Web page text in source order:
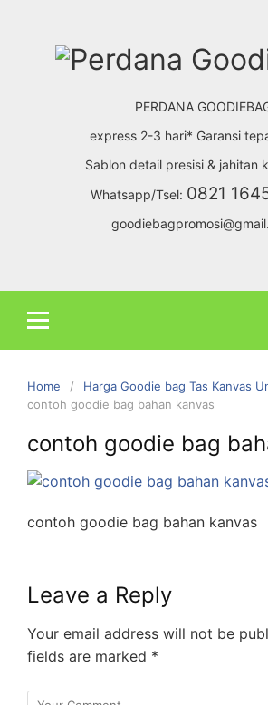
PERDANA
express 2-3 hari* Garansi
Sablon detail presisi & jahitan
Whatsapp/Tsel: 0821
Home
Harga Goodie bag Tas Kanvas
contoh goodie bag bahan kanvas
contoh goodie bag
contoh goodie bag bahan kanvas
Leave a Reply
Your email address will not be
fields are marked *